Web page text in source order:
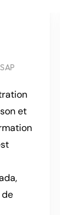
et
de